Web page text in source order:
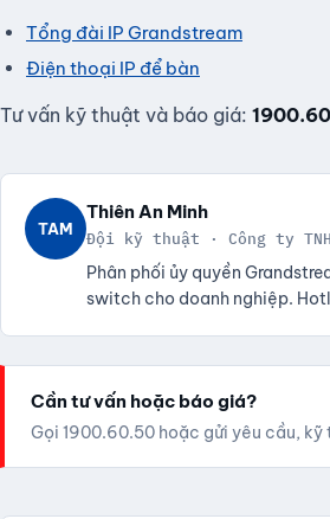
Tổng đài IP Grandstream
Điện thoại IP để bàn
Tư vấn kỹ thuật và báo giá:
TAM
Thiên An Minh
Đội kỹ thuật · Công ty
Phân phối ủy quyền
switch cho doanh nghiệp.
Cần tư vấn hoặc báo giá?
Gọi 1900.60.50 hoặc gửi yêu cầu,